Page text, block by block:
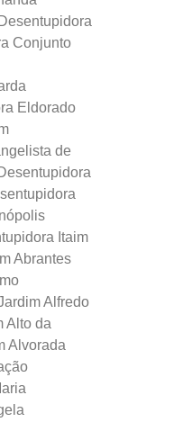
Conjunto
Eldorado
de
Itaim
Abrantes
Alfredo
Alto da
Alvorada